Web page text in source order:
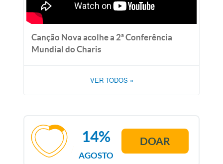
Canção Nova acolhe a 2ª Conferência
Mundial do Charis
VER TODOS »
AGOSTO
14% DOAR